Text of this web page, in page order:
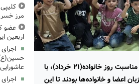
مراکز فرهنگی‌هنری کانون پرورش فکری کودکان و نوجوانان استان قزوین به مناسبت روز خانواده(۲۱ خرداد)، با
اعضا و خانواده‌ها بودند تا این
مرز
عضو
اربعین
عاشورایی